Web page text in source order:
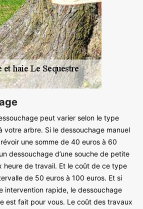
peut varier selon le type
votre arbre. Si le dessouchage manuel
une somme de 40 euros à 60
dessouchage d’une souche de petite
heure de travail. Et le coût de ce type
de 50 euros à 100 euros. Et si
intervention rapide, le dessouchage
est fait pour vous. Le coût des travaux